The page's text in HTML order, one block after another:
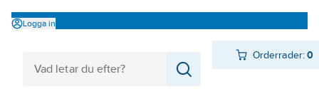
Logga in
Orderrader:0